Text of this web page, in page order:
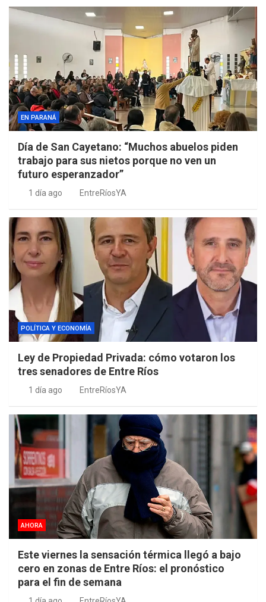
EN PARANÁ
Día de San Cayetano: “Muchos abuelos piden
trabajo para sus nietos porque no ven un
futuro esperanzador”
1 día ago EntreRíosYA
POLÍTICA Y ECONOMÍA
Ley de Propiedad Privada: cómo votaron los
tres senadores de Entre Ríos
1 día ago EntreRíosYA
AHORA
Este viernes la sensación térmica llegó a bajo
cero en zonas de Entre Ríos: el pronóstico
para el fin de semana